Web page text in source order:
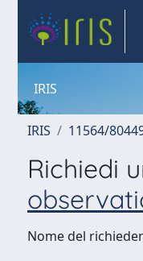
IRIS
IRIS 11564/
Richiedi
Nome del